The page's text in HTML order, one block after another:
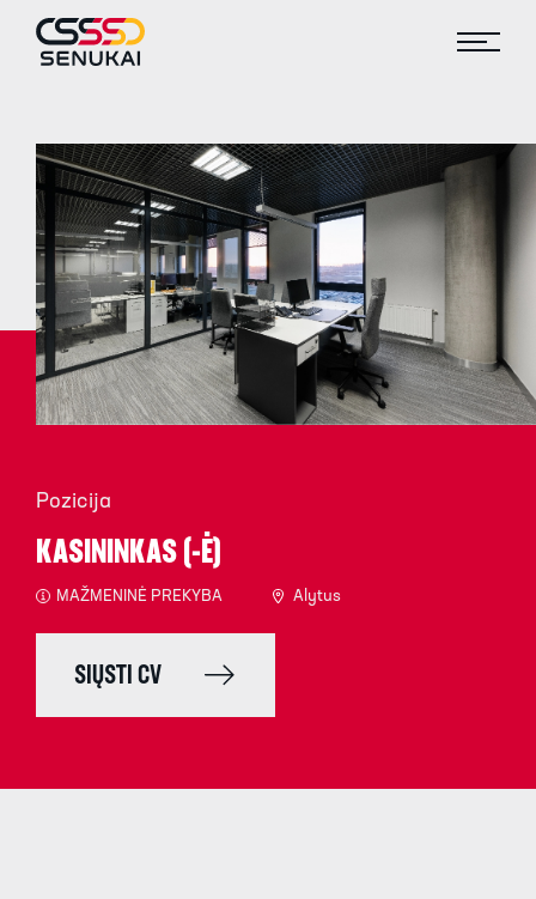
Pozicija
KASININKAS (-Ė)
MAŽMENINĖ PREKYBA Alytus
SIŲSTI CV